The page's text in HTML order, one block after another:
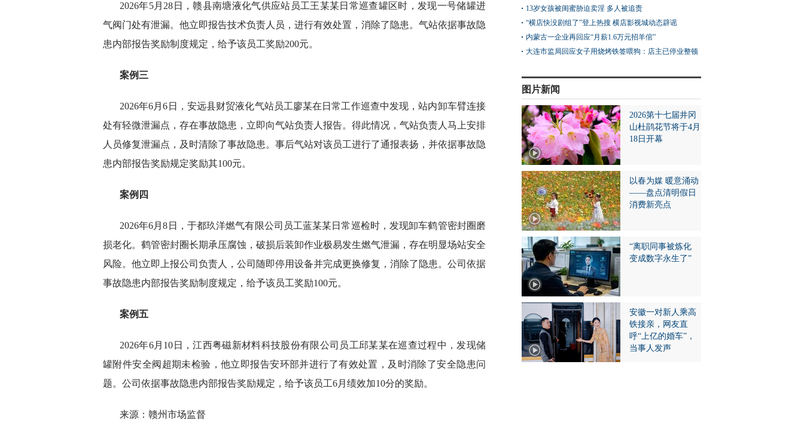
2026年5月28日，赣县南塘液化气供应站员工王某某日常巡查罐区时，发现一号储罐进
气阀门处有泄漏。他立即报告技术负责人员，进行有效处置，消除了隐患。气站依据事故隐
患内部报告奖励制度规定，给予该员工奖励200元。
案例三
2026年6月6日，安远县财贸液化气站员工廖某在日常工作巡查中发现，站内卸车臂连接
处有轻微泄漏点，存在事故隐患，立即向气站负责人报告。得此情况，气站负责人马上安排
人员修复泄漏点，及时清除了事故隐患。事后气站对该员工进行了通报表扬，并依据事故隐
患内部报告奖励规定奖励其100元。
案例四
2026年6月8日，于都玖洋燃气有限公司员工蓝某某日常巡检时，发现卸车鹤管密封圈磨
损老化。鹤管密封圈长期承压腐蚀，破损后装卸作业极易发生燃气泄漏，存在明显场站安全
风险。他立即上报公司负责人，公司随即停用设备并完成更换修复，消除了隐患。公司依据
事故隐患内部报告奖励制度规定，给予该员工奖励100元。
案例五
2026年6月10日，江西粤磁新材料科技股份有限公司员工邱某某在巡查过程中，发现储
罐附件安全阀超期未检验，他立即报告安环部并进行了有效处置，及时消除了安全隐患问
题。公司依据事故隐患内部报告奖励规定，给予该员工6月绩效加10分的奖励。
来源：赣州市场监督
13岁女孩被闺蜜胁迫卖淫 多人被追责
“横店快没剧组了”登上热搜 横店影视城动态辟谣
内蒙古一企业再回应“月薪1.6万元招羊倌”
大连市监局回应女子用烧烤铁签喂狗：店主已停业整顿
图片新闻
2026第十七届井冈
山杜鹃花节将于4月
18日开幕
以春为媒 暖意涌动
——盘点清明假日
消费新亮点
“离职同事被炼化
变成数字永生了”
安徽一对新人乘高
铁接亲，网友直
呼“上亿的婚车”，
当事人发声